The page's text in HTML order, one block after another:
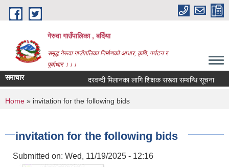
Skip to main content
गेरुवा गाउँपालिका , बर्दिया
समृद्ध गेरूवा गाउँपालिका निर्माणको आधार, कृषि, पर्यटन र
पूर्वाधार ।।।
समाचार दरवन्दी मिलानका लागि शिक्षक सरूवा सम्बन्धि सूचना
You are here
Home » invitation for the following bids
invitation for the following bids
Submitted on: Wed, 11/19/2025 - 12:16